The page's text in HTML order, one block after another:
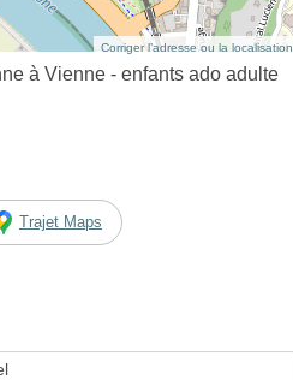
Corriger l’adresse ou la localisation
à Vienne - enfants ado adulte
Trajet Maps